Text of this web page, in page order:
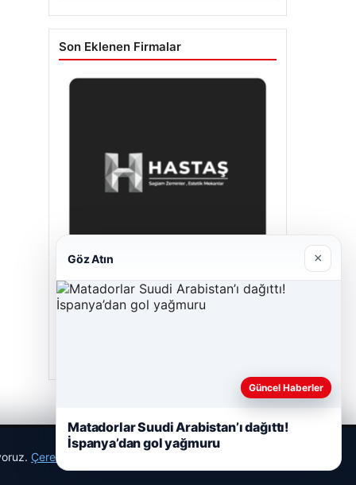
Son Eklenen Firmalar
Enes Kaplan Avukatlık Bürosu
Çerez Politikamız
Göz Atın ×
Güncel Haberler
Matadorlar Suudi Arabistan’ı dağıttı!
İspanya’dan gol yağmuru